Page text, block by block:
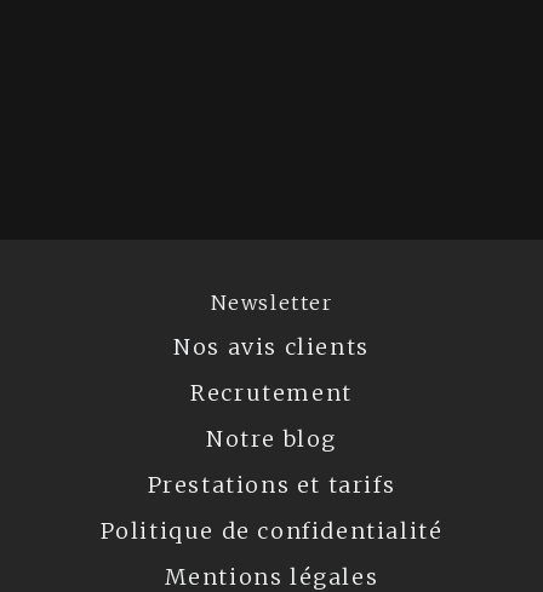
Newsletter
Nos avis clients
Recrutement
Notre blog
Prestations et tarifs
Politique de confidentialité
Mentions légales